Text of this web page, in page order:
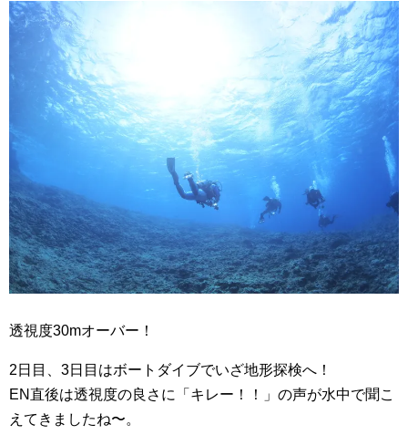
透視度30mオーバー！
2日目、3日目はボートダイブでいざ地形探検へ！
EN直後は透視度の良さに「キレー！！」の声が水中で聞こ
えてきましたね〜。